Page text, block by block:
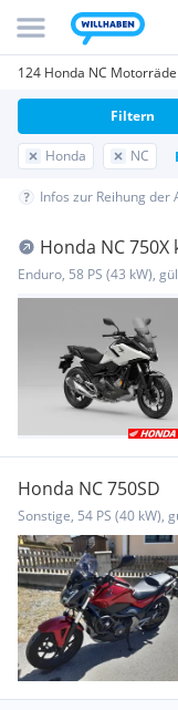
124 Honda NC
Honda NC
Filtern
Infos zur Reihung der
Honda NC
Enduro, 58 PS (43 kW),
Honda NC 750SD
Sonstige, 54 PS (40 kW),